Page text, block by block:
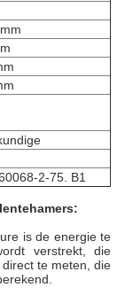
2-75. B1
is de energie te
verstrekt, die
te meten, die